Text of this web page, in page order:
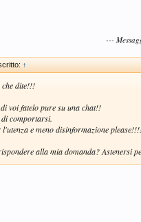
---
↑
che dite!!!
voi fatelo pure su una chat!!
comportarsi.
e meno disinformazione
alla mia domanda? Astenersi